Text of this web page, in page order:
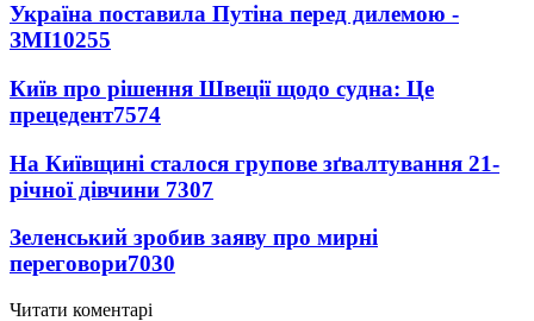
Україна поставила Путіна перед дилемою -
ЗМІ10255
Київ про рішення Швеції щодо судна: Це
прецедент7574
На Київщині сталося групове зґвалтування 21-
річної дівчини 7307
Зеленський зробив заяву про мирні
переговори7030
Читати коментарі